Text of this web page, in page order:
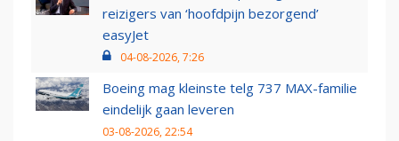
reizigers van ‘hoofdpijn bezorgend’
easyJet
04-08-2026, 7:26
Boeing mag kleinste telg 737 MAX-familie
eindelijk gaan leveren
03-08-2026, 22:54